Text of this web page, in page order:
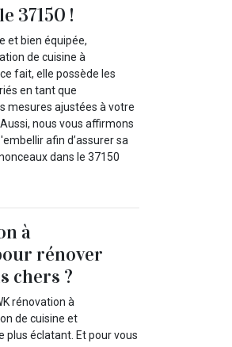
37150 !
et bien équipée,
de cuisine à
fait, elle possède les
en tant que
mesures ajustées à votre
nous vous affirmons
afin d’assurer sa
dans le 37150
à
rénover
chers ?
rénovation à
de cuisine et
éclatant. Et pour vous